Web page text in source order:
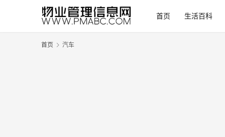
首页 生活百科
首页 汽车